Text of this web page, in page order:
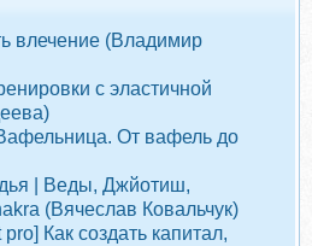
влечение (Владимир
с эластичной
От вафель до
| Веды, Джйотиш,
(Вячеслав Ковальчук)
Как создать капитал,